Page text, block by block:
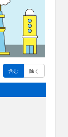
含む 除く